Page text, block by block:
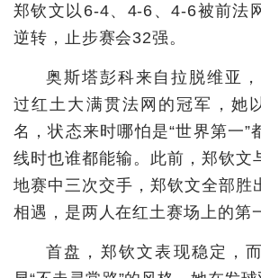
悠游
汽车
房产
消费
创意
文化
郑钦文以6-4、4-6、4-6被前法
逆转，止步赛会32强。
奥斯塔彭科来自拉脱维亚
过红土大满贯法网的冠军，她
名，状态来时哪怕是“世界第一”
线时也谁都能输。此前，郑钦文
地赛中三次交手，郑钦文全部胜
相遇，是两人在红土赛场上的第
首盘，郑钦文表现稳定，